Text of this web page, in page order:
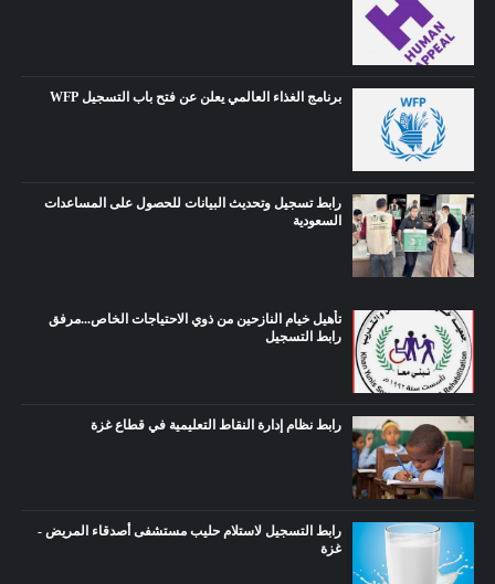
برنامج الغذاء العالمي يعلن عن فتح باب التسجيل WFP
رابط تسجيل وتحديث البيانات للحصول على المساعدات
السعودية
تأهيل خيام النازحين من ذوي الاحتياجات الخاص...مرفق
رابط التسجيل
رابط نظام إدارة النقاط التعليمية في قطاع غزة
رابط التسجيل لاستلام حليب مستشفى أصدقاء المريض -
غزة